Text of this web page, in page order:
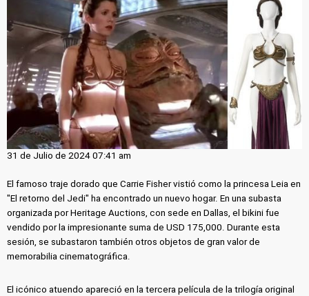
31 de Julio de 2024 07:41 am
El famoso traje dorado que Carrie Fisher vistió como la princesa Leia en
"El retorno del Jedi" ha encontrado un nuevo hogar. En una subasta
organizada por Heritage Auctions, con sede en Dallas, el bikini fue
vendido por la impresionante suma de USD 175,000. Durante esta
sesión, se subastaron también otros objetos de gran valor de
memorabilia cinematográfica.
El icónico atuendo apareció en la tercera película de la trilogía original